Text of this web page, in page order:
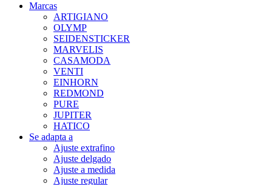
Marcas
ARTIGIANO
OLYMP
SEIDENSTICKER
MARVELIS
CASAMODA
VENTI
EINHORN
REDMOND
PURE
JUPITER
HATICO
Se adapta a
Ajuste extrafino
Ajuste delgado
Ajuste a medida
Ajuste regular